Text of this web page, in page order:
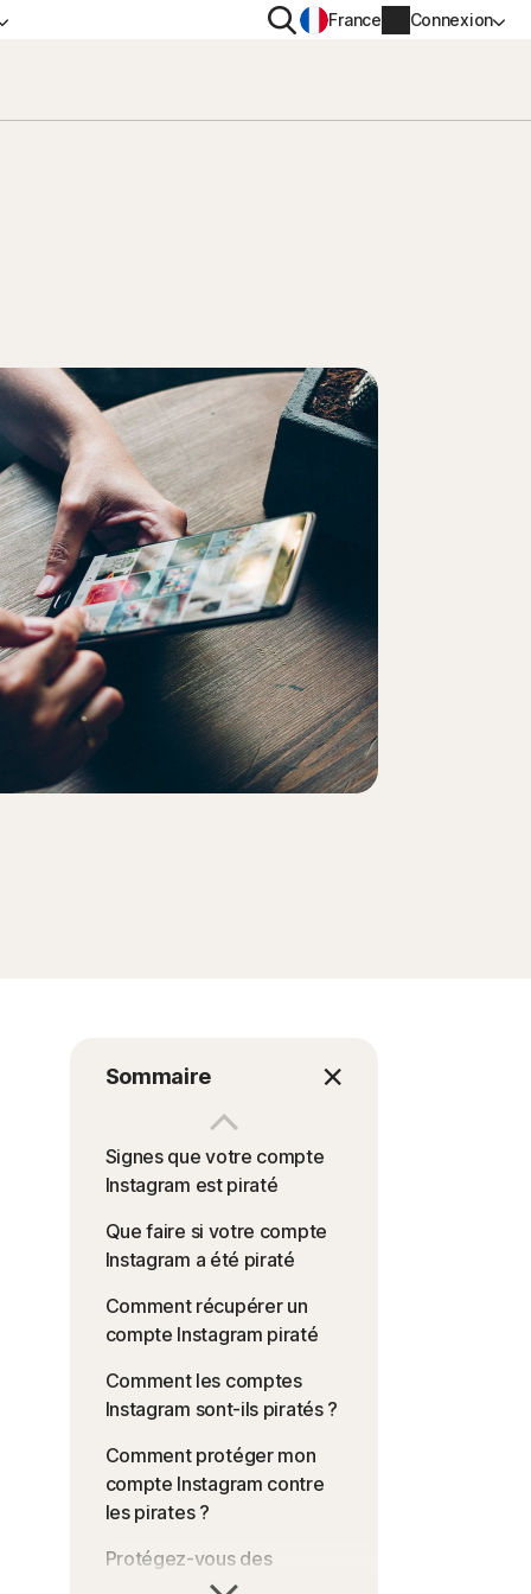
Rechercher
France Connexion
Renouveler
Historique des commandes
Saisissez votre clé de produit
Sommaire
Signes que votre compte
Instagram est piraté
Que faire si votre compte
Instagram a été piraté
Comment récupérer un
compte Instagram piraté
Comment les comptes
Instagram sont-ils piratés ?
Comment protéger mon
compte Instagram contre
les pirates ?
Protégez-vous des
attaques de piratage sur